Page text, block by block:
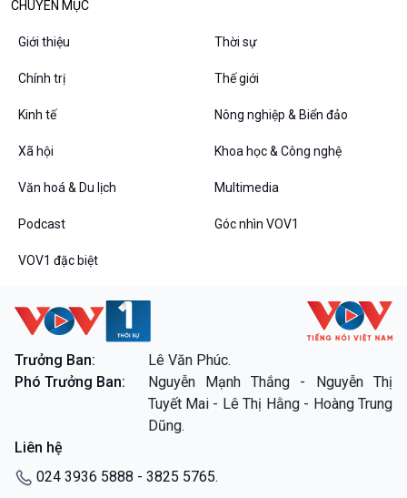
VOV1 đặc biệt
Chân dung cuộc sống
Các chương trình đặc biệt
CHUYÊN MỤC
Giới thiệu Thời sự
Chính trị Thế giới
Kinh tế Nông nghiệp & Biển đảo
Xã hội Khoa học & Công nghệ
Văn hoá & Du lịch Multimedia
Podcast Góc nhìn VOV1
VOV1 đặc biệt
Trưởng Ban:
Lê Văn Phúc.
Phó Trưởng Ban:
Nguyễn Mạnh Thắng - Nguyễn Thị
Tuyết Mai - Lê Thị Hằng - Hoàng Trung
Dũng.
Liên hệ
024 3936 5888 - 3825 5765.